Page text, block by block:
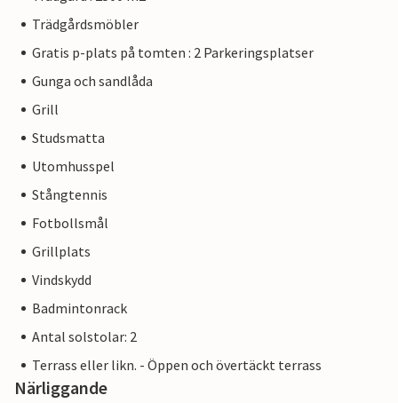
Trädgårdsmöbler
Gratis p-plats på tomten : 2 Parkeringsplatser
Gunga och sandlåda
Grill
Studsmatta
Utomhusspel
Stångtennis
Fotbollsmål
Grillplats
Vindskydd
Badmintonrack
Antal solstolar: 2
Terrass eller likn. - Öppen och övertäckt terrass
Närliggande